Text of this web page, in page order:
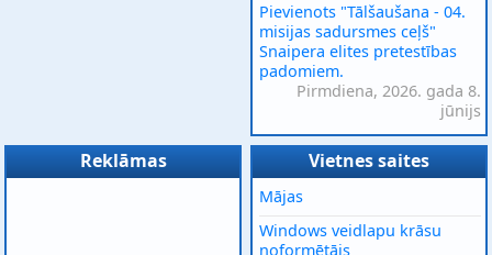
Pievienots "Tālšaušana - 04.
misijas sadursmes ceļš"
Snaipera elites pretestības
padomiem.
Pirmdiena, 2026. gada 8.
jūnijs
Reklāmas Vietnes saites
Mājas
Windows veidlapu krāsu
noformētājs